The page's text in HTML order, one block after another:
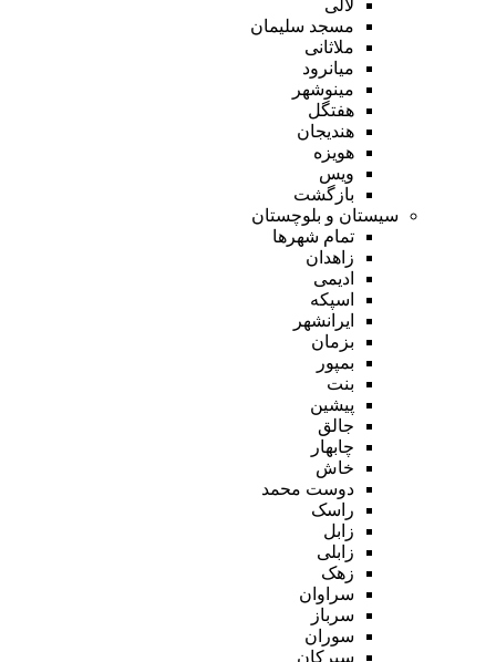
لالی
مسجد سلیمان
ملاثانی
میانرود
مینوشهر
هفتگل
هندیجان
هویزه
ویس
بازگشت
سیستان و بلوچستان
تمام شهر‌ها
زاهدان
ادیمی
اسپکه
ایرانشهر
بزمان
بمپور
بنت
پیشین
جالق
چابهار
خاش
دوست محمد
راسک
زابل
زابلی
زهک
سراوان
سرباز
سوران
سیرکان